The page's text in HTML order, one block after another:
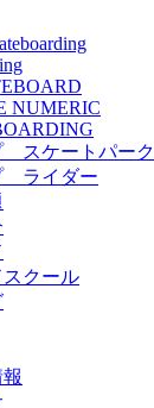
NUMERIC
スケートパーク
ライダー
クール